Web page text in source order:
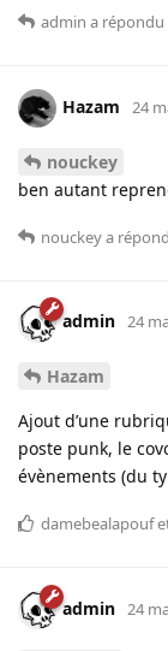
admin a répondu
Hazam 24
nouckey
ben autant
nouckeya
admin 24
Hazam
Ajout d’une
poste punk, le
évènements (du
damebealapouf
admin 24